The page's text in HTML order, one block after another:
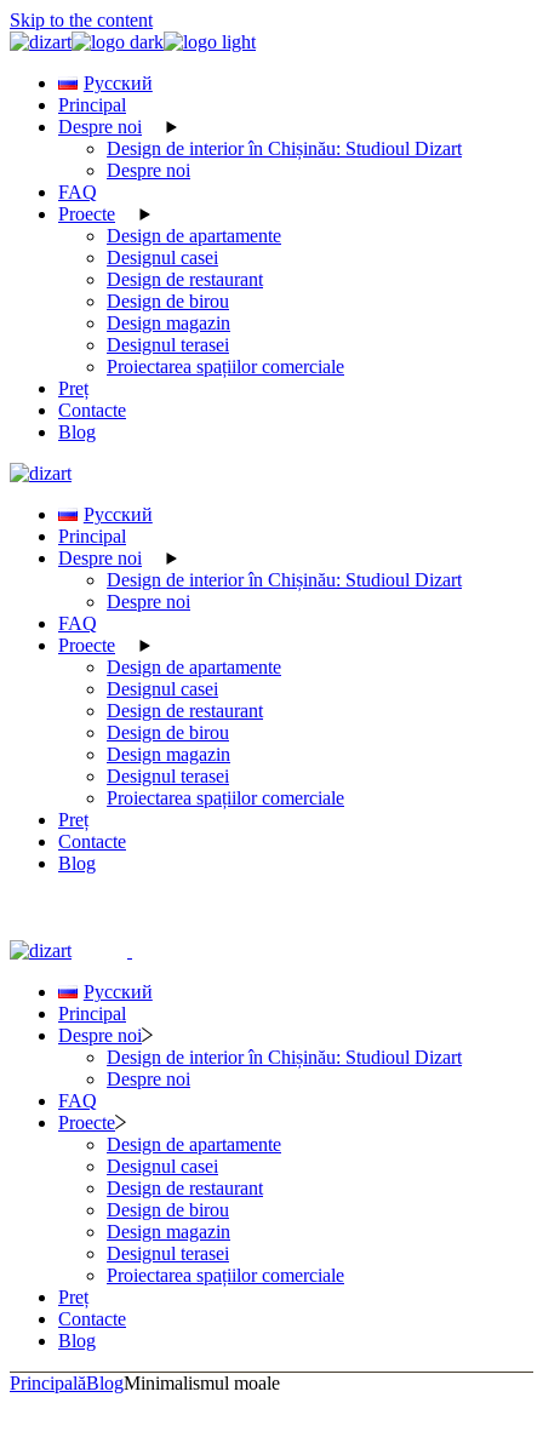
Skip to the content
Русский
Principal
Despre noi
Design de interior în Chișinău: Studioul Dizart
Despre noi
FAQ
Proecte
Design de apartamente
Designul casei
Design de restaurant
Design de birou
Design magazin
Designul terasei
Proiectarea spațiilor comerciale
Preț
Contacte
Blog
Русский
Principal
Despre noi
Design de interior în Chișinău: Studioul Dizart
Despre noi
FAQ
Proecte
Design de apartamente
Designul casei
Design de restaurant
Design de birou
Design magazin
Designul terasei
Proiectarea spațiilor comerciale
Preț
Contacte
Blog
Русский
Principal
Despre noi
Design de interior în Chișinău: Studioul Dizart
Despre noi
FAQ
Proecte
Design de apartamente
Designul casei
Design de restaurant
Design de birou
Design magazin
Designul terasei
Proiectarea spațiilor comerciale
Preț
Contacte
Blog
PrincipalăBlogMinimalismul moale